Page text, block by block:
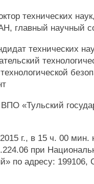
технических
главный научный
технических
«Тульский
г., в 15 ч. 00 мин.
при
по адресу: 199106,